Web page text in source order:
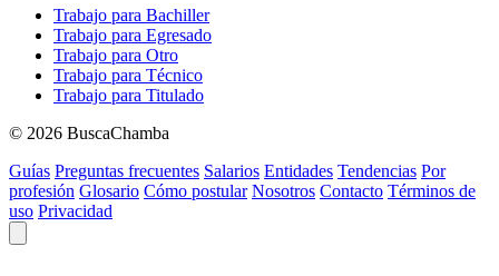
Trabajo para Bachiller
Trabajo para Egresado
Trabajo para Otro
Trabajo para Técnico
Trabajo para Titulado
© 2026 BuscaChamba
Guías Preguntas frecuentes Salarios Entidades Tendencias Por
profesión Glosario Cómo postular Nosotros Contacto Términos de
uso Privacidad